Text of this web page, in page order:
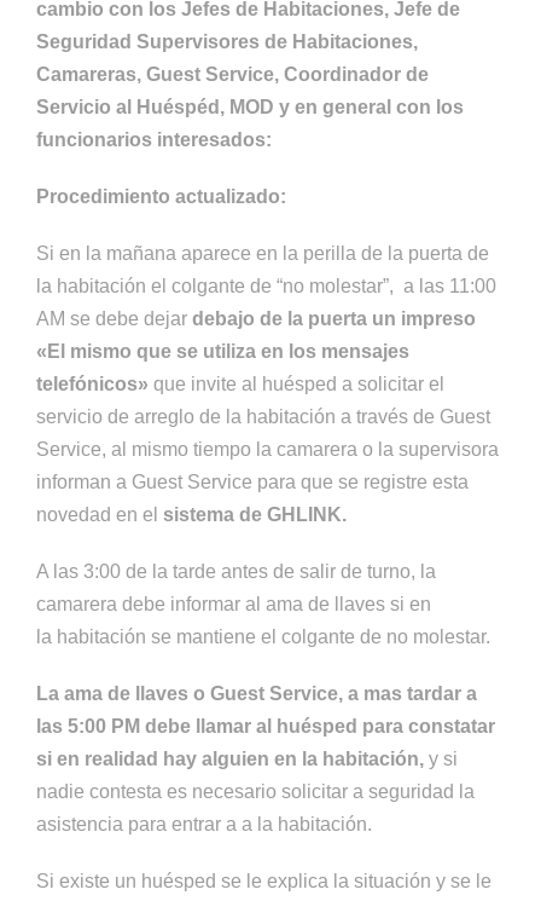
cambio con los Jefes de Habitaciones, Jefe de
Seguridad Supervisores de Habitaciones,
Camareras, Guest Service, Coordinador de
Servicio al Huéspéd, MOD y en general con los
funcionarios interesados:
Procedimiento actualizado:
Si en la mañana aparece en la perilla de la puerta de
la habitación el colgante de “no molestar”, a las 11:00
AM se debe dejar debajo de la puerta un impreso
«El mismo que se utiliza en los mensajes
telefónicos» que invite al huésped a solicitar el
servicio de arreglo de la habitación a través de Guest
Service, al mismo tiempo la camarera o la supervisora
informan a Guest Service para que se registre esta
novedad en el sistema de GHLINK.
A las 3:00 de la tarde antes de salir de turno, la
camarera debe informar al ama de llaves si en
la habitación se mantiene el colgante de no molestar.
La ama de llaves o Guest Service, a mas tardar a
las 5:00 PM debe llamar al huésped para constatar
si en realidad hay alguien en la habitación, y si
nadie contesta es necesario solicitar a seguridad la
asistencia para entrar a a la habitación.
Si existe un huésped se le explica la situación y se le